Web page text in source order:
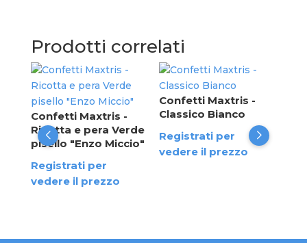
Prodotti correlati
Confetti Maxtris -
Ricotta e pera Verde
pisello "Enzo Miccio"
Registrati per
vedere il prezzo
Confetti Maxtris -
Classico Bianco
Registrati per
vedere il prezzo